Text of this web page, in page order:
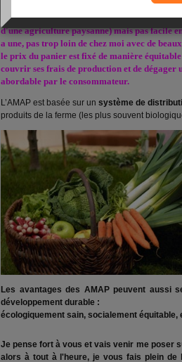
Depuis quelque temps je cherchais une
d'une agriculture paysanne) mais pas facile
a une, pas trop loin de chez moi avec de
le prix du panier est fixé de manière
couvrir ses frais de production et de dégager
abordable par le consommateur.
L’AMAP est basée sur un système de
produits de la ferme (les plus souvent
Les avantages des AMAP peuvent aussi
développement durable :
écologiquement sain, socialement équitable,
Je pense fort à vous et vais venir me poser
alors à tout à l'heure, je vous fais plein